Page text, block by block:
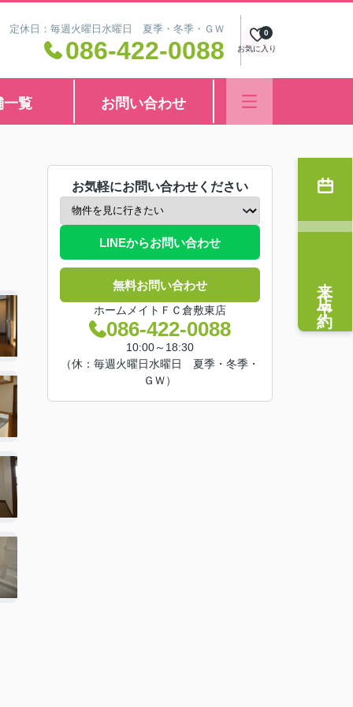
定休日：毎週火曜日水曜日 夏季・冬季・ＧＷ
086-422-0088 お気に入り
0
一覧 お問い合わせ
お気軽にお問い合わせください
LINEからお問い合わせ
無料お問い合わせ
ホームメイトＦＣ倉敷東店
086-422-0088
10:00～18:30
（休：毎週火曜日水曜日 夏季・冬季・
ＧＷ）
来店予約